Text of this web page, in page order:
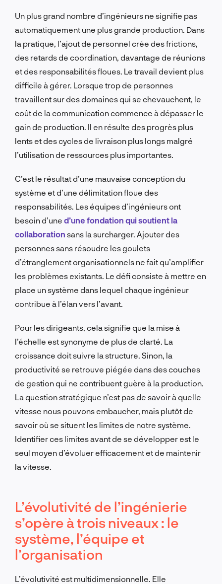
Un plus grand nombre d’ingénieurs ne signifie pas
automatiquement une plus grande production. Dans
la pratique, l’ajout de personnel crée des frictions,
des retards de coordination, davantage de réunions
et des responsabilités floues. Le travail devient plus
difficile à gérer. Lorsque trop de personnes
travaillent sur des domaines qui se chevauchent, le
coût de la communication commence à dépasser le
gain de production. Il en résulte des progrès plus
lents et des cycles de livraison plus longs malgré
l’utilisation de ressources plus importantes.
C’est le résultat d’une mauvaise conception du
système et d’une délimitation floue des
responsabilités. Les équipes d’ingénieurs ont
besoin d’une d’une fondation qui soutient la
collaboration sans la surcharger. Ajouter des
personnes sans résoudre les goulets
d’étranglement organisationnels ne fait qu’amplifier
les problèmes existants. Le défi consiste à mettre en
place un système dans lequel chaque ingénieur
contribue à l’élan vers l’avant.
Pour les dirigeants, cela signifie que la mise à
l’échelle est synonyme de plus de clarté. La
croissance doit suivre la structure. Sinon, la
productivité se retrouve piégée dans des couches
de gestion qui ne contribuent guère à la production.
La question stratégique n’est pas de savoir à quelle
vitesse nous pouvons embaucher, mais plutôt de
savoir où se situent les limites de notre système.
Identifier ces limites avant de se développer est le
seul moyen d’évoluer efficacement et de maintenir
la vitesse.
L’évolutivité de l’ingénierie
s’opère à trois niveaux : le
système, l’équipe et
l’organisation
L’évolutivité est multidimensionnelle. Elle